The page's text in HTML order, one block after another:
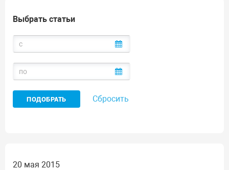
Выбрать статьи
Сбросить
20 мая 2015